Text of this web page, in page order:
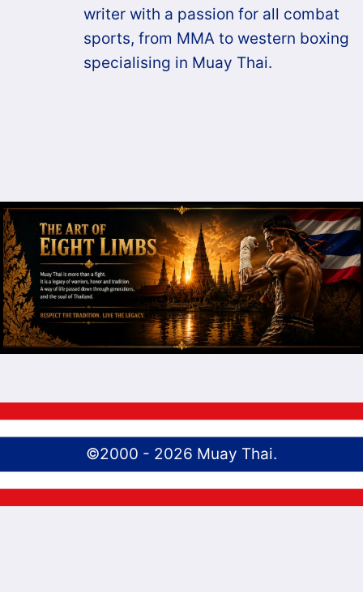
writer with a passion for all combat
sports, from MMA to western boxing
specialising in Muay Thai.
©2000 - 2026 Muay Thai.